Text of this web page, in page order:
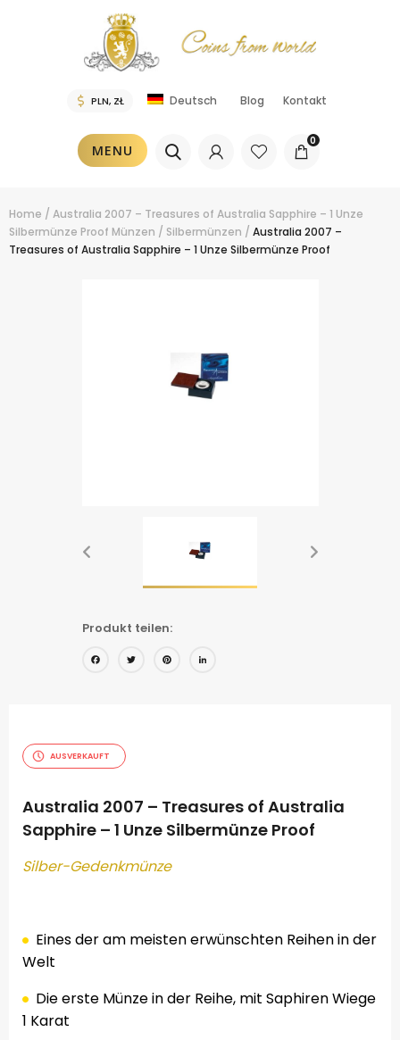
Deutsch Blog Kontakt
MENU
0
Home / Australia 2007 – Treasures of Australia Sapphire – 1 Unze
Silbermünze Proof Münzen / Silbermünzen / Australia 2007 –
Treasures of Australia Sapphire – 1 Unze Silbermünze Proof
Produkt teilen:
Facebook
TwitterPinterest
AUSVERKAUFT
Australia 2007 – Treasures of Australia
Sapphire – 1 Unze Silbermünze Proof
Silber-Gedenkmünze
Eines der am meisten erwünschten Reihen in der
Welt
Die erste Münze in der Reihe, mit Saphiren Wiege
1 Karat